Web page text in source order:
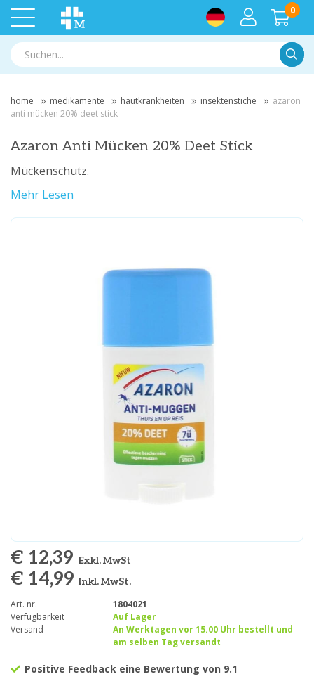
0
home medikamente hautkrankheiten insektenstiche
azaron
anti mücken 20% deet stick
Azaron Anti Mücken 20% Deet Stick
Mückenschutz.
Mehr Lesen
€ 12,39 Exkl. MwSt
€ 14,99 Inkl. MwSt.
Art. nr.
1804021
Verfügbarkeit
Auf Lager
Versand
An Werktagen vor 15.00 Uhr bestellt und
am selben Tag versandt
Positive Feedback eine Bewertung von 9.1